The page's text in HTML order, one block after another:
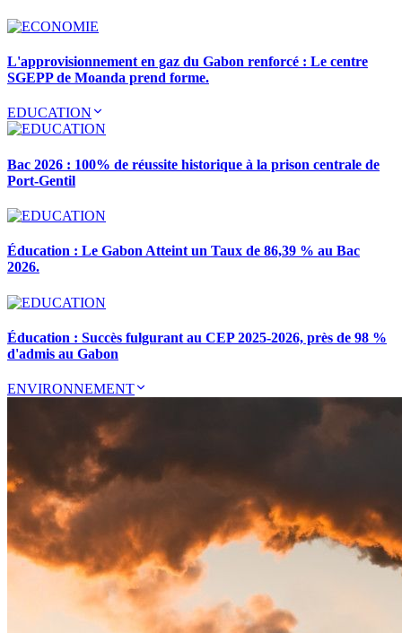
L'approvisionnement en gaz du Gabon renforcé : Le centre
SGEPP de Moanda prend forme.
EDUCATION
Bac 2026 : 100% de réussite historique à la prison centrale de
Port-Gentil
Éducation : Le Gabon Atteint un Taux de 86,39 % au Bac
2026.
Éducation : Succès fulgurant au CEP 2025-2026, près de 98 %
d'admis au Gabon
ENVIRONNEMENT